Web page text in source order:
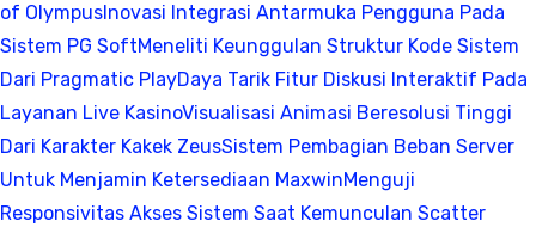
of Olympus Inovasi Integrasi Antarmuka Pengguna Pada
Sistem PG SoftMeneliti Keunggulan Struktur Kode Sistem
Dari Pragmatic PlayDaya Tarik Fitur Diskusi Interaktif Pada
Layanan Live KasinoVisualisasi Animasi Beresolusi Tinggi
Dari Karakter Kakek ZeusSistem Pembagian Beban Server
Untuk Menjamin Ketersediaan MaxwinMenguji
Responsivitas Akses Sistem Saat Kemunculan Scatter